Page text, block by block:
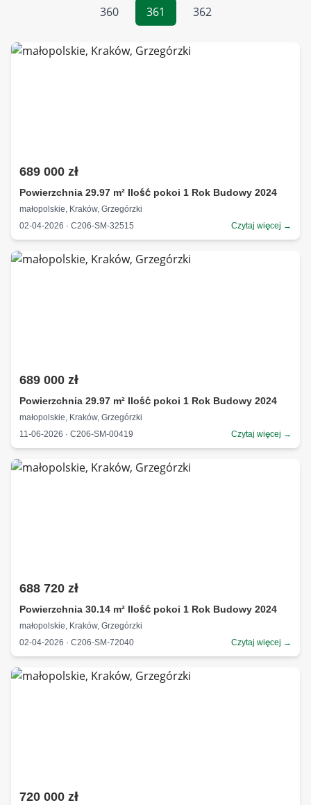
360
361 362
689 000 zł
Powierzchnia 29.97 m² Ilość pokoi 1 Rok Budowy 2024
małopolskie, Kraków, Grzegórzki
02-04-2026 · C206-SM-32515
Czytaj więcej →
689 000 zł
Powierzchnia 29.97 m² Ilość pokoi 1 Rok Budowy 2024
małopolskie, Kraków, Grzegórzki
11-06-2026 · C206-SM-00419
Czytaj więcej →
688 720 zł
Powierzchnia 30.14 m² Ilość pokoi 1 Rok Budowy 2024
małopolskie, Kraków, Grzegórzki
02-04-2026 · C206-SM-72040
Czytaj więcej →
720 000 zł